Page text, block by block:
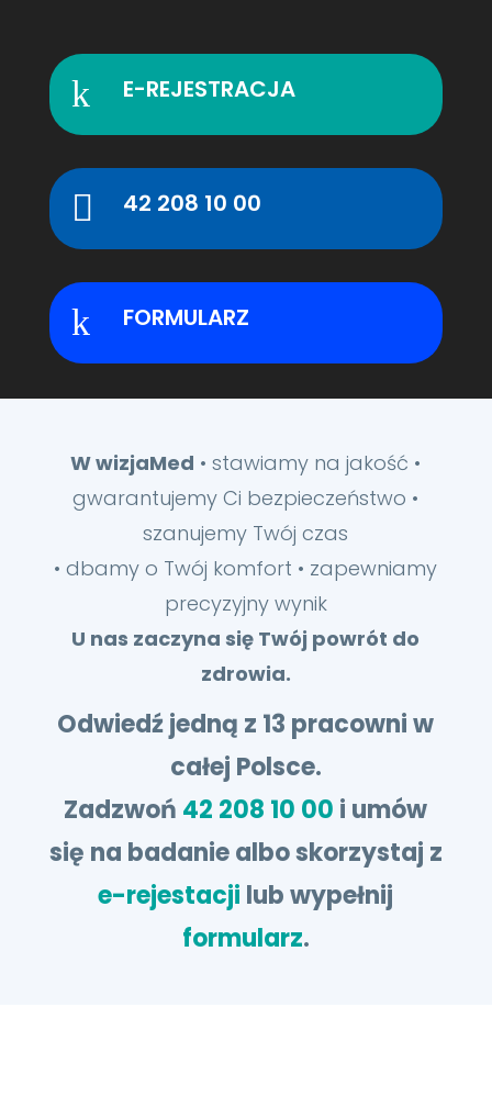
k E-REJESTRACJA
 42 208 10 00
k FORMULARZ
W wizjaMed • stawiamy na jakość •
gwarantujemy Ci bezpieczeństwo •
szanujemy Twój czas
• dbamy o Twój komfort • zapewniamy
precyzyjny wynik
U nas zaczyna się Twój powrót do
zdrowia.
Odwiedź jedną z 13 pracowni w
całej Polsce.
Zadzwoń 42 208 10 00 i umów
się na badanie albo skorzystaj z
e-rejestacji lub wypełnij
formularz.